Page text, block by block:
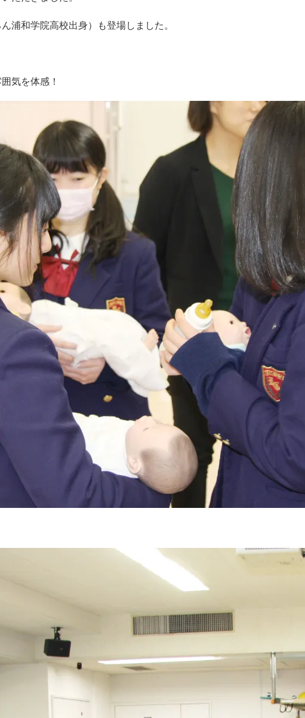
浦和学院高校出身）も登場しました。
気を体感！